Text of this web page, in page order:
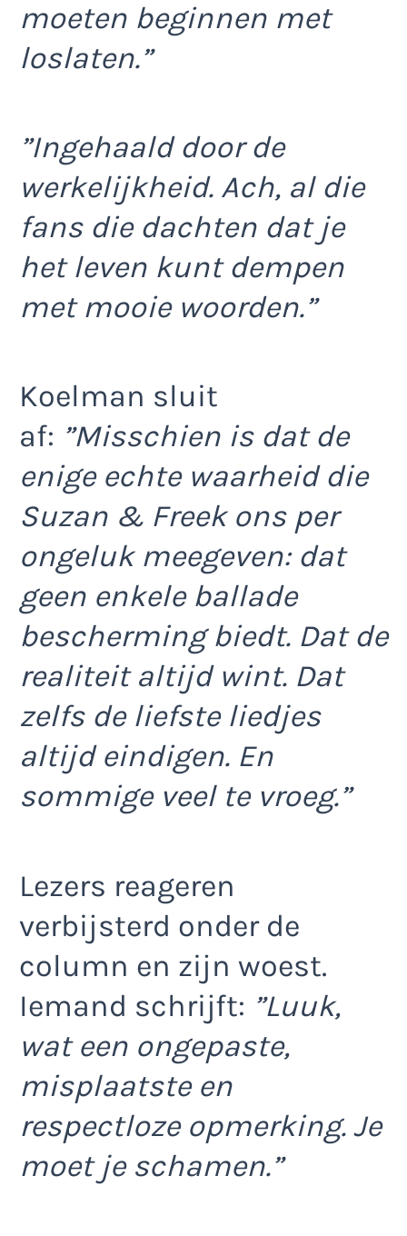
moeten beginnen met
loslaten.”
”Ingehaald door de
werkelijkheid. Ach, al die
fans die dachten dat je
het leven kunt dempen
met mooie woorden.”
Koelman sluit
af: ”Misschien is dat de
enige echte waarheid die
Suzan & Freek ons per
ongeluk meegeven: dat
geen enkele ballade
bescherming biedt. Dat de
realiteit altijd wint. Dat
zelfs de liefste liedjes
altijd eindigen. En
sommige veel te vroeg.”
Lezers reageren
verbijsterd onder de
column en zijn woest.
Iemand schrijft: ”Luuk,
wat een ongepaste,
misplaatste en
respectloze opmerking. Je
moet je schamen.”